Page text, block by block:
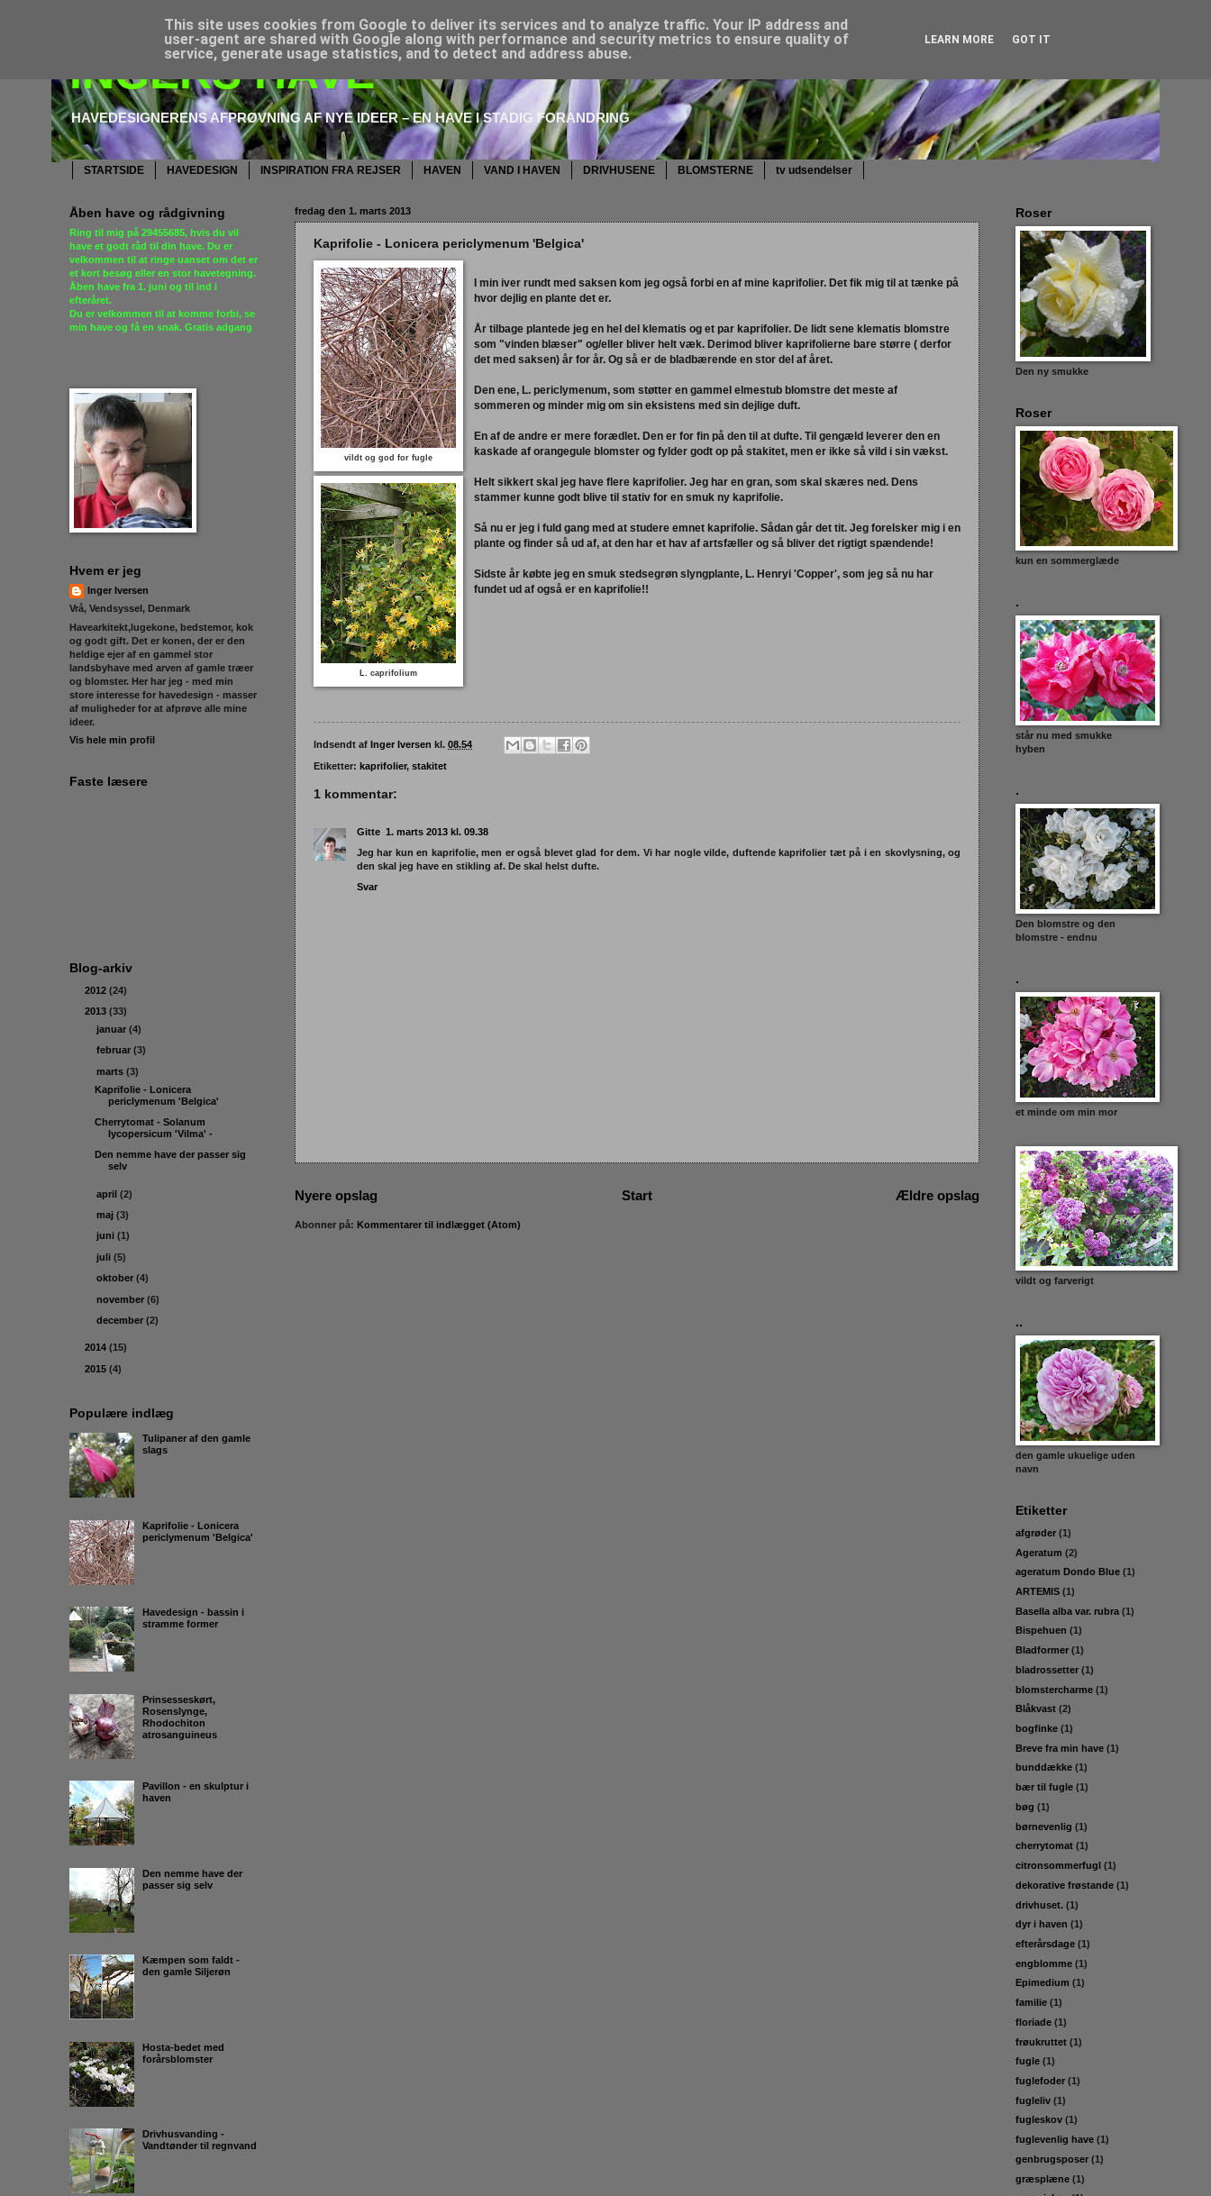
INGERS HAVE
HAVEDESIGNERENS AFPRØVNING AF NYE IDEER – EN HAVE I STADIG FORANDRING
STARTSIDE HAVEDESIGN INSPIRATION FRA REJSER HAVEN VAND I HAVEN DRIVHUSENE BLOMSTERNE tv udsendelser
fredag den 1. marts 2013
Kaprifolie - Lonicera periclymenum 'Belgica'
vildt og god for fugle
I min iver rundt med saksen kom jeg også forbi en af mine kaprifolier. Det fik mig til at tænke på
hvor dejlig en plante det er.
År tilbage plantede jeg en hel del klematis og et par kaprifolier. De lidt sene klematis blomstre
som "vinden blæser" og/eller bliver helt væk. Derimod bliver kaprifolierne bare større ( derfor
det med saksen) år for år. Og så er de bladbærende en stor del af året.
Den ene, L. periclymenum, som støtter en gammel elmestub blomstre det meste af
sommeren og minder mig om sin eksistens med sin dejlige duft.
L. caprifolium
En af de andre er mere forædlet. Den er for fin på den til at dufte. Til gengæld leverer den en
kaskade af orangegule blomster og fylder godt op på stakitet, men er ikke så vild i sin vækst.
Helt sikkert skal jeg have flere kaprifolier. Jeg har en gran, som skal skæres ned. Dens
stammer kunne godt blive til stativ for en smuk ny kaprifolie.
Så nu er jeg i fuld gang med at studere emnet kaprifolie. Sådan går det tit. Jeg forelsker mig i en
plante og finder så ud af, at den har et hav af artsfæller og så bliver det rigtigt spændende!
Sidste år købte jeg en smuk stedsegrøn slyngplante, L. Henryi 'Copper', som jeg så nu har
fundet ud af også er en kaprifolie!!
Indsendt af Inger Iversen kl. 08.54
Etiketter: kaprifolier, stakitet
1 kommentar:
Gitte 1. marts 2013 kl. 09.38
Jeg har kun en kaprifolie, men er også blevet glad for dem. Vi har nogle vilde, duftende kaprifolier tæt på i en skovlysning, og
den skal jeg have en stikling af. De skal helst dufte.
Svar
Nyere opslag Ældre opslag
Start
Abonner på: Kommentarer til indlægget (Atom)
Åben have og rådgivning
Ring til mig på 29455685, hvis du vil
have et godt råd til din have. Du er
velkommen til at ringe uanset om det er
et kort besøg eller en stor havetegning.
Åben have fra 1. juni og til ind i
efteråret.
Du er velkommen til at komme forbi, se
min have og få en snak. Gratis adgang
Hvem er jeg
Inger Iversen
Vrå, Vendsyssel, Denmark
Havearkitekt,lugekone, bedstemor, kok
og godt gift. Det er konen, der er den
heldige ejer af en gammel stor
landsbyhave med arven af gamle træer
og blomster. Her har jeg - med min
store interesse for havedesign - masser
af muligheder for at afprøve alle mine
ideer.
Vis hele min profil
Faste læsere
Blog-arkiv
2012 (24)
2013 (33)
►januar(4)
►februar(3)
▼marts(3)
Kaprifolie - Lonicera
periclymenum 'Belgica'
Cherrytomat - Solanum
lycopersicum 'Vilma' -
Den nemme have der passer sig
selv
►april(2)
►maj(3)
juni(1)
►juli(5)
►oktober(4)
►november(6)
►december(2)
2014 (15)
2015 (4)
Populære indlæg
Tulipaner af den gamle
slags
Kaprifolie - Lonicera
periclymenum 'Belgica'
Havedesign - bassin i
stramme former
Prinsesseskørt,
Rosenslynge,
Rhodochiton
atrosanguineus
Pavillon - en skulptur i
haven
Den nemme have der
passer sig selv
Kæmpen som faldt -
den gamle Siljerøn
Hosta-bedet med
forårsblomster
Drivhusvanding -
Vandtønder til regnvand
Roser
Den ny smukke
Roser
kun en sommerglæde
.
står nu med smukke
hyben
.
Den blomstre og den
blomstre - endnu
.
et minde om min mor
vildt og farverigt
..
den gamle ukuelige uden
navn
Etiketter
afgrøder (1)
Ageratum (2)
ageratum Dondo Blue (1)
ARTEMIS (1)
Basella alba var. rubra (1)
Bispehuen (1)
Bladformer (1)
bladrossetter (1)
blomstercharme (1)
Blåkvast (2)
bogfinke (1)
Breve fra min have (1)
bunddække (1)
bær til fugle (1)
bøg (1)
børnevenlig (1)
cherrytomat (1)
citronsommerfugl (1)
dekorative frøstande (1)
drivhuset. (1)
dyr i haven (1)
efterårsdage (1)
engblomme (1)
Epimedium (1)
familie (1)
floriade (1)
frøukruttet (1)
fugle (1)
fuglefoder (1)
fugleliv (1)
fugleskov (1)
fuglevenlig have (1)
genbrugsposer (1)
græsplæne (1)
This site uses cookies from Google to deliver its services and to analyze traffic. Your IP address and
user-agent are shared with Google along with performance and security metrics to ensure quality of
service, generate usage statistics, and to detect and address abuse.
LEARN MORE GOT IT